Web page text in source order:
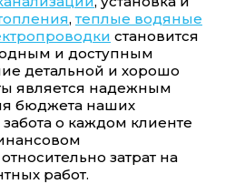
,теплые водяные
становится
и доступным
детальной и хорошо
является надежным
бюджета наших
о каждом клиенте
затрат на
работ.